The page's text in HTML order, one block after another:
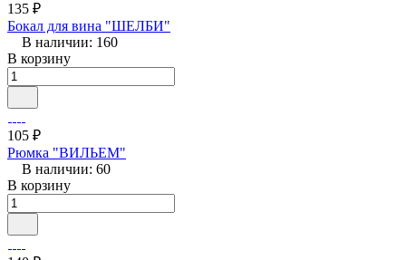
135 ₽
Бокал для вина "ШЕЛБИ"
В наличии: 160
В корзину
105 ₽
Рюмка "ВИЛЬЕМ"
В наличии: 60
В корзину